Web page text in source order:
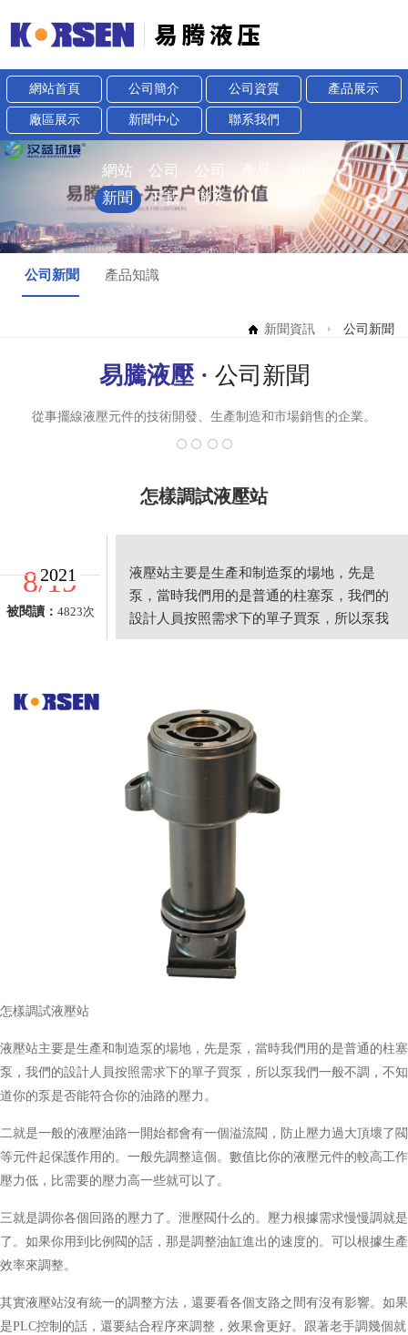
網站首頁 公司簡介 公司資質 產品展示
廠區展示 新聞中心 聯系我們
網站
首頁
公司
簡介
公司
資質
展示
新聞
中心
下載
中心
聯系
我們
公司新聞 產品知識
新聞資訊 公司新聞
易騰液壓 · 公司新聞
從事擺線液壓元件的技術開發、生產制造和市場銷售的企業。
怎樣調試液壓站
2021
8/19
被閱讀： 4823次
液壓站主要是生產和制造泵的場地，先是
泵，當時我們用的是普通的柱塞泵，我們的
設計人員按照需求下的單子買泵，所以泵我
們一般不調，不知道你的泵是否能符合你的
等元件起保護作用的
怎樣調試液壓站
液壓站主要是生產和制造泵的場地，先是泵，當時我們用的是普通的柱塞
泵，我們的設計人員按照需求下的單子買泵，所以泵我們一般不調，不知
道你的泵是否能符合你的油路的壓力。
二就是一般的液壓油路一開始都會有一個溢流閥，防止壓力過大頂壞了閥
等元件起保護作用的。一般先調整這個。數值比你的液壓元件的較高工作
壓力低，比需要的壓力高一些就可以了。
三就是調你各個回路的壓力了。泄壓閥什么的。壓力根據需求慢慢調就是
了。如果你用到比例閥的話，那是調整油缸進出的速度的。可以根據生產
效率來調整。
其實液壓站沒有統一的調整方法，還要看各個支路之間有沒有影響。如果
是PLC控制的話，還要結合程序來調整，效果會更好。跟著老手調幾個就